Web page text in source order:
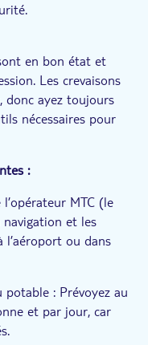
en bon état et
Les crevaisons
donc ayez toujours
nécessaires pour
:
MTC (le
et les
ou dans
potable : Prévoyez au
et par jour, car